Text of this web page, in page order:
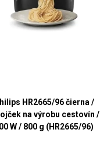
HR2665/96 čierna /
na výrobu cestovín /
W / 800 g (HR2665/96)